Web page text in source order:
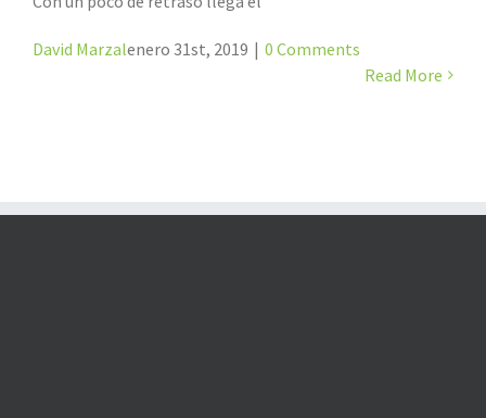
David Marzalenero 31st, 2019 | 0 Comments
Read More